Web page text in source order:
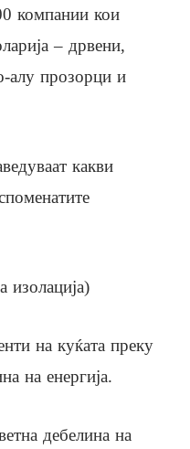
компании кои
– дрвени,
прозорци и
какви
изолација)
на куќата преку
на енергија.
дебелина на